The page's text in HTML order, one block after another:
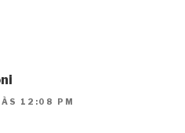
12:08 PM